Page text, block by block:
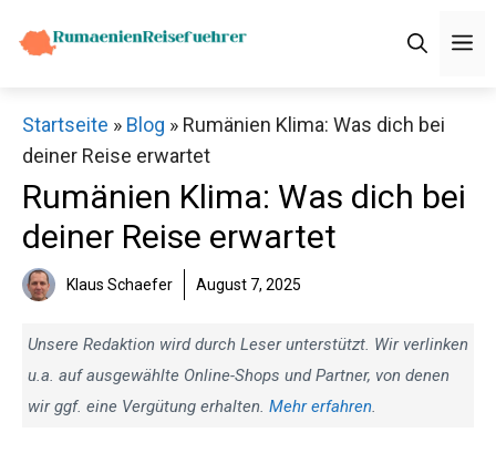
Inhalt
Startseite » Blog » Rumänien Klima: Was dich bei
deiner Reise erwartet
Rumänien Klima: Was dich bei
deiner Reise erwartet
Klaus Schaefer August 7, 2025
Unsere Redaktion wird durch Leser unterstützt. Wir verlinken
u.a. auf ausgewählte Online-Shops und Partner, von denen
wir ggf. eine Vergütung erhalten. Mehr erfahren.